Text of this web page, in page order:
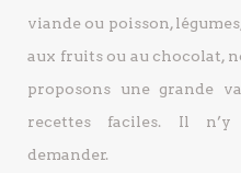
viande ou poisson,
aux fruits ou au chocolat,
proposons une grande
recettes faciles. Il n’y
demander.